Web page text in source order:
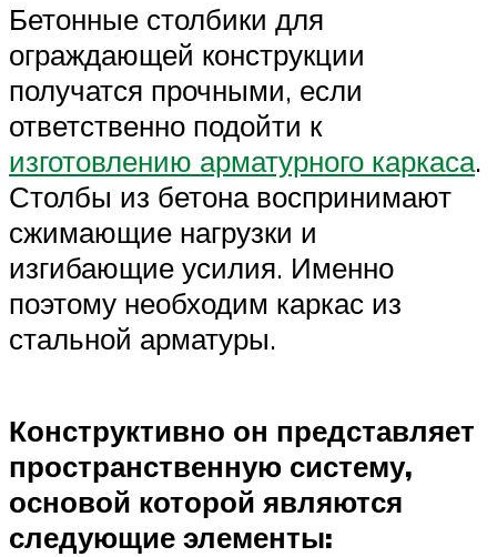
Бетонные столбики для
ограждающей конструкции
получатся прочными, если
ответственно подойти к
изготовлению арматурного каркаса.
Столбы из бетона воспринимают
сжимающие нагрузки и
изгибающие усилия. Именно
поэтому необходим каркас из
стальной арматуры.
Конструктивно он представляет
пространственную систему,
основой которой являются
следующие элементы: